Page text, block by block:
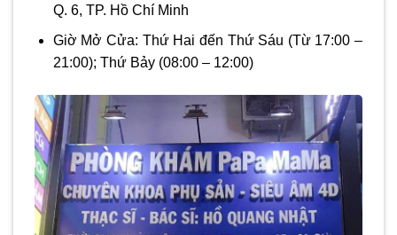
Q. 6, TP. Hồ Chí Minh
Giờ Mở Cửa: Thứ Hai đến Thứ Sáu (Từ 17:00 –
21:00); Thứ Bảy (08:00 – 12:00)